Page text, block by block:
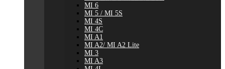
MI 6
MI 5 / MI 5S
MI 4S
MI 4C
MI A1
MI A2/ MI A2 Lite
MI 3
MI A3